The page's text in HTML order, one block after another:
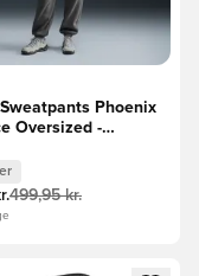
Phoenix
Oversized -
499,95 kr.